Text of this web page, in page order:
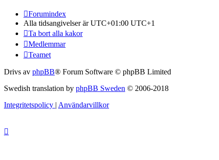
Forumindex
Alla tidsangivelser är UTC+01:00 UTC+1
Ta bort alla kakor
Medlemmar
Teamet
Drivs av phpBB® Forum Software © phpBB Limited
Swedish translation by phpBB Sweden © 2006-2018
Integritetspolicy | Användarvillkor